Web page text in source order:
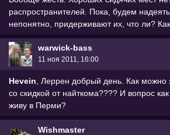
распространителей. Пока, будем
непонятно, придерживают их, что ли?
warwick-bass
11 ноя 2011, 16:00
Hevein, Леррен добрый день. Как можно
со скидкой от найткома???? И вопрос
живу в Перми?
Wishmaster